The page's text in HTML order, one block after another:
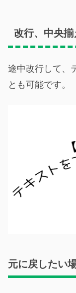
改行、中央
途中改行して、
とも可能です。
元に戻したい